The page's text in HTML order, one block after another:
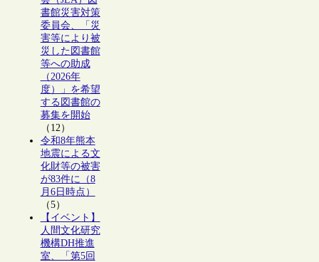
書館災害対策
委員会、「災
害等により被
災した図書館
等への助成
（2026年
度）」を希望
する図書館の
募集を開始
（12）
令和8年熊本
地震による文
化財等の被害
が83件に（8
月6日時点）
（5）
【イベント】
人間文化研究
機構DH推進
室、「第5回